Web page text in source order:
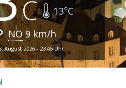
13°C
NO9 km/h
August 2026 - 23:45 Uhr